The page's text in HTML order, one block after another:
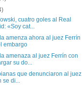
cuatro goles al Real
«Soy cat...
amenza ahora al juez Ferrín
embargo
amenaza al juez Ferrín con
su do...
que denunciaron al juez
se di...